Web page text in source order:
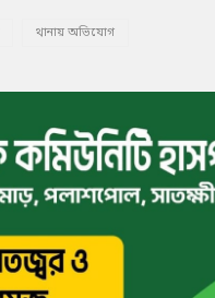
থানায় অভিযোগ